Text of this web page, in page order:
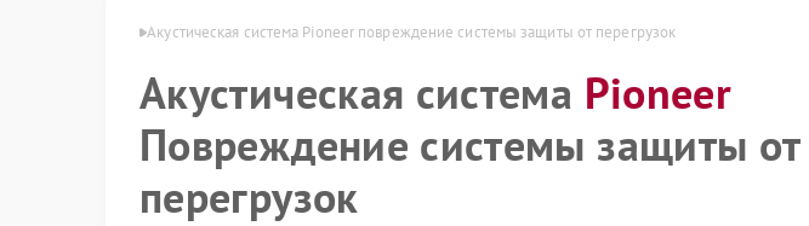
Pioneer в Воронеже Акустическая система Pioneer повреждение системы защиты от перегрузок
Акустическая система Pioneer
Повреждение системы защиты от
перегрузок